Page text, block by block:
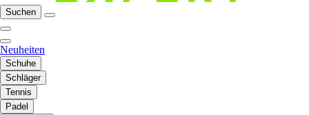
Suchen
Neuheiten
Schuhe
Schläger
Tennis
Padel